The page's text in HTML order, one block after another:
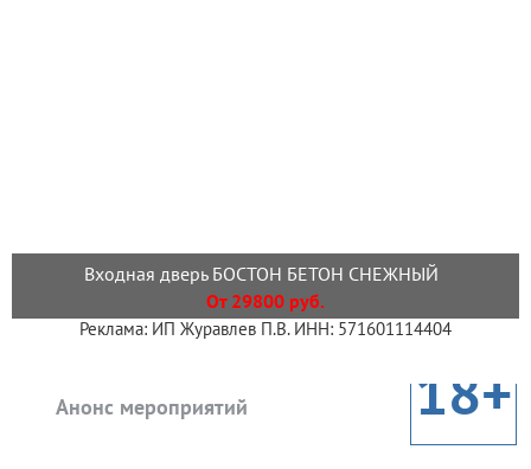
Входная дверь БОСТОН БЕТОН СНЕЖНЫЙ
От 29800 руб.
Реклама: ИП Журавлев П.В. ИНН: 571601114404
Анонс мероприятий 18+